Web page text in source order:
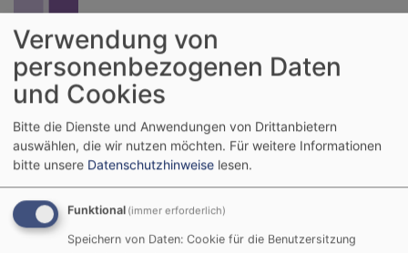
Donau-Ries evangelisch
Hauptnavigation
Verwendung von
personenbezogenen Daten
und Cookies
Bitte die Dienste und Anwendungen von Drittanbietern
auswählen, die wir nutzen möchten. Für weitere Informationen
bitte unsere Datenschutzhinweise lesen.
Funktional (immer erforderlich)
Speichern von Daten: Cookie für die Benutzersitzung